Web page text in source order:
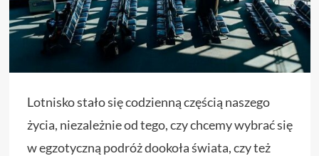
Lotnisko stało się codzienną częścią naszego
życia, niezależnie od tego, czy chcemy wybrać się
w egzotyczną podróż dookoła świata, czy też